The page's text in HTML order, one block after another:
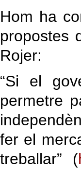
Hom ha
propostes
Rojer:
“Si el
permetre
fer el
treballar” (